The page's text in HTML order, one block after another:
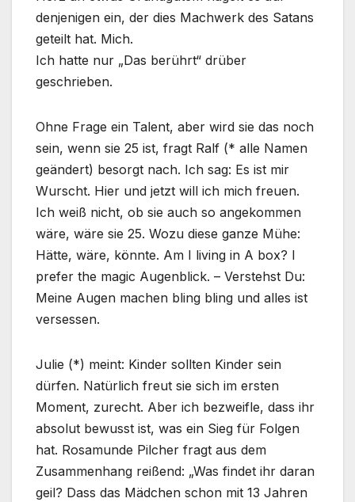
denjenigen ein, der dies Machwerk des Satans
geteilt hat. Mich.
Ich hatte nur „Das berührt“ drüber
geschrieben.
Ohne Frage ein Talent, aber wird sie das noch
sein, wenn sie 25 ist, fragt Ralf (* alle Namen
geändert) besorgt nach. Ich sag: Es ist mir
Wurscht. Hier und jetzt will ich mich freuen.
Ich weiß nicht, ob sie auch so angekommen
wäre, wäre sie 25. Wozu diese ganze Mühe:
Hätte, wäre, könnte. Am I living in A box? I
prefer the magic Augenblick. – Verstehst Du:
Meine Augen machen bling bling und alles ist
versessen.
Julie (*) meint: Kinder sollten Kinder sein
dürfen. Natürlich freut sie sich im ersten
Moment, zurecht. Aber ich bezweifle, dass ihr
absolut bewusst ist, was ein Sieg für Folgen
hat. Rosamunde Pilcher fragt aus dem
Zusammenhang reißend: „Was findet ihr daran
geil? Dass das Mädchen schon mit 13 Jahren